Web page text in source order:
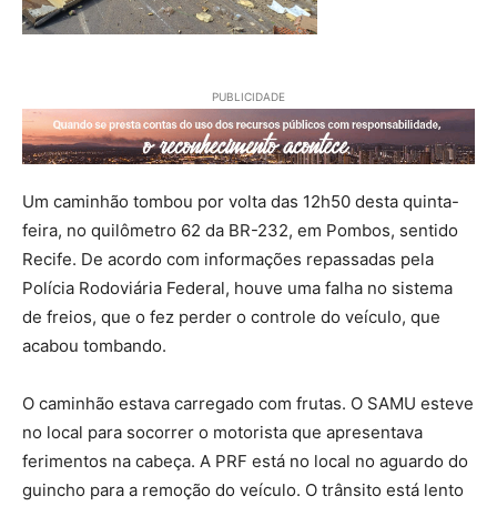
PUBLICIDADE
Um caminhão tombou por volta das 12h50 desta quinta-
feira, no quilômetro 62 da BR-232, em Pombos, sentido
Recife. De acordo com informações repassadas pela
Polícia Rodoviária Federal, houve uma falha no sistema
de freios, que o fez perder o controle do veículo, que
acabou tombando.
O caminhão estava carregado com frutas. O SAMU esteve
no local para socorrer o motorista que apresentava
ferimentos na cabeça. A PRF está no local no aguardo do
guincho para a remoção do veículo. O trânsito está lento